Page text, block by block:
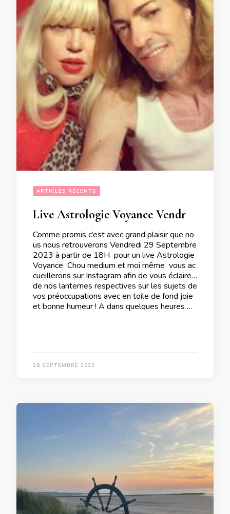
ARTICLES RÉCENTS
Comme promis c’est avec grand plaisir que no
us nous retrouverons Vendredi 29 Septembre
2023 à partir de 18H pour un live Astrologie
Voyance Chou medium et moi même vous ac
cueillerons sur Instagram afin de vous éclairer
de nos lanternes respectives sur les sujets de
vos préoccupations avec en toile de fond joie
et bonne humeur ! A dans quelques heures …
28 SEPTEMBRE 2023